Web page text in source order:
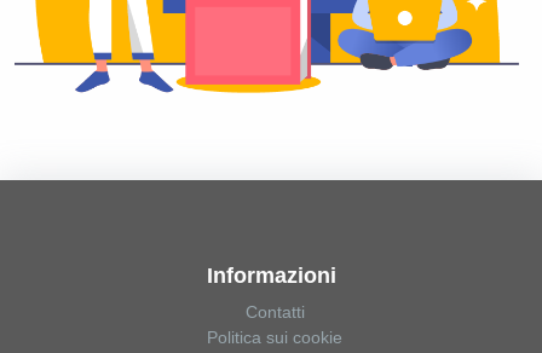
Informazioni
Contatti
Politica sui cookie